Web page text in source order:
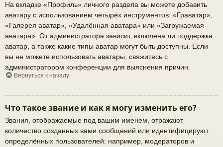
На вкладке «Профиль» личного раздела вы можете добавить
аватару с использованием четырёх инструментов: «Граватар»,
«Галерея аватар», «Удалённая аватара» или «Загружаемая
аватара». От администратора зависит, включена ли поддержка
аватар, а также какие типы аватар могут быть доступны. Если
вы не можете использовать аватары, свяжитесь с
администратором конференции для выяснения причин.
Вернуться к началу
Что такое звание и как я могу изменить его?
Звания, отображаемые под вашим именем, отражают
количество созданных вами сообщений или идентифицируют
определённых пользователей: например, модераторов и